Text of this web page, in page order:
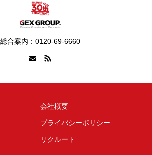
総合案内：0120-69-6660
会社概要
プライバシーポリシー
リクルート